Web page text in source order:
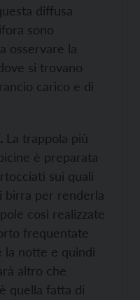
diffusa
sono
osservare la
si trovano
carico e di
La trappola più
è preparata
sui quali
birra per renderla
così realizzate
frequentate
la notte e quindi
altro che
quella fatta di